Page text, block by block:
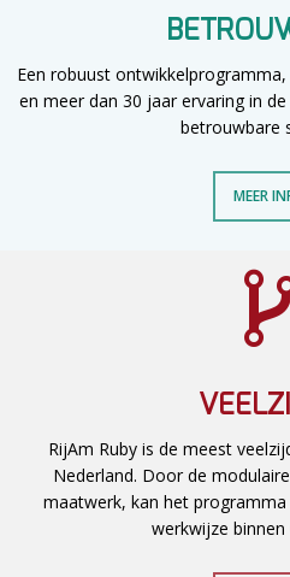
Een robuust
en meer dan 30 jaar ervaring in
betrouwbare
MEER
RijAm Ruby is de meest
Nederland. Door de
maatwerk, kan het
werkwijze